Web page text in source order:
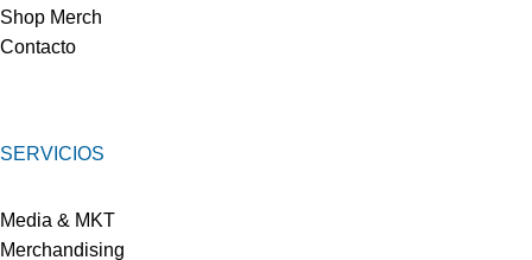
Shop Merch
Contacto
SERVICIOS
Media & MKT
Merchandising